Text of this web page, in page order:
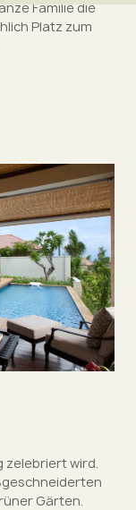
Familie die
Platz zum
zelebriert wird.
Gärten.